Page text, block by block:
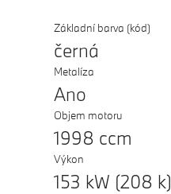
Základní barva (kód)
černá
Metalíza
Ano
Objem motoru
1998 ccm
Výkon
153 kW (208 k)